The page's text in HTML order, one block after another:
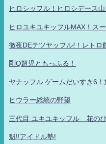
ヒロシッフル！ヒロシデース
ヒロユキユキッフルMAX！ス
徹夜DEテツヤッフル!！レトロ
剛Q超児ともっふる！
ヤナッフル ゲームだいすき6！
ヒウラー総統の野望
三代目 ユキユキッフル 花のひ
魁!!アイドル塾!